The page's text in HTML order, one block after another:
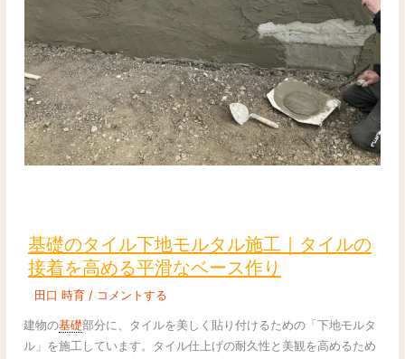
基礎のタイル下地モルタル施工｜タイルの
接着を高める平滑なベース作り
田口 時育 / コメントする
建物の基礎部分に、タイルを美しく貼り付けるための「下地モルタ
ル」を施工しています。タイル仕上げの耐久性と美観を高めるため
の
タ
イ
下